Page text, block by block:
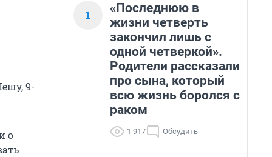
9-
о
1
«Последнюю в
жизни четверть
закончил лишь с
одной четверкой».
Родители рассказали
про сына, который
всю жизнь боролся с
раком
1 917 Обсудить